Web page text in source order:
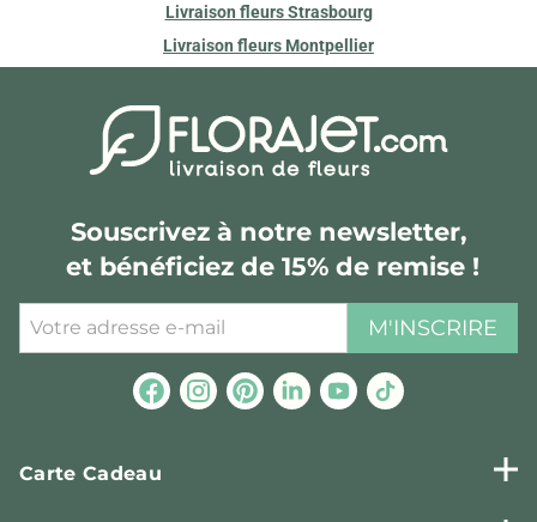
Livraison fleurs Strasbourg
Livraison fleurs Montpellier
Souscrivez à notre newsletter,
et bénéficiez de 15% de remise !
M'INSCRIRE
Carte Cadeau